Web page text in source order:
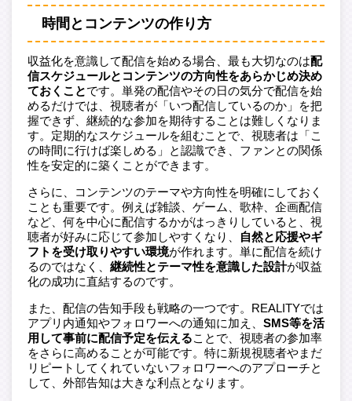
時間とコンテンツの作り方
収益化を意識して配信を始める場合、最も大切なのは配
信スケジュールとコンテンツの方向性をあらかじめ決め
ておくことです。単発の配信やその日の気分で配信を始
めるだけでは、視聴者が「いつ配信しているのか」を把
握できず、継続的な参加を期待することは難しくなりま
す。定期的なスケジュールを組むことで、視聴者は「こ
の時間に行けば楽しめる」と認識でき、ファンとの関係
性を安定的に築くことができます。
さらに、コンテンツのテーマや方向性を明確にしておく
ことも重要です。例えば雑談、ゲーム、歌枠、企画配信
など、何を中心に配信するかがはっきりしていると、視
聴者が好みに応じて参加しやすくなり、
自然と応援やギ
フトを受け取りやすい環境が作れます。単に配信を続け
るのではなく、 継続性とテーマ性を意識した設計が収益
化の成功に直結するのです。
また、配信の告知手段も戦略の一つです。REALITYでは
アプリ内通知やフォロワーへの通知に加え、 SMS等を活
用して事前に配信予定を伝えることで、視聴者の参加率
をさらに高めることが可能です。特に新規視聴者やまだ
リピートしてくれていないフォロワーへのアプローチと
して、外部告知は大きな利点となります。